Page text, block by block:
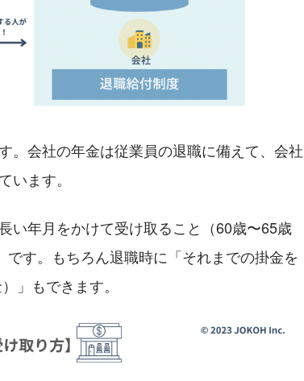
。会社の年金は従業員の退職に備えて、会社
います。
い年月をかけて受け取ること（60歳〜65歳
す。もちろん退職時に「それまでの掛金を
」もできます。